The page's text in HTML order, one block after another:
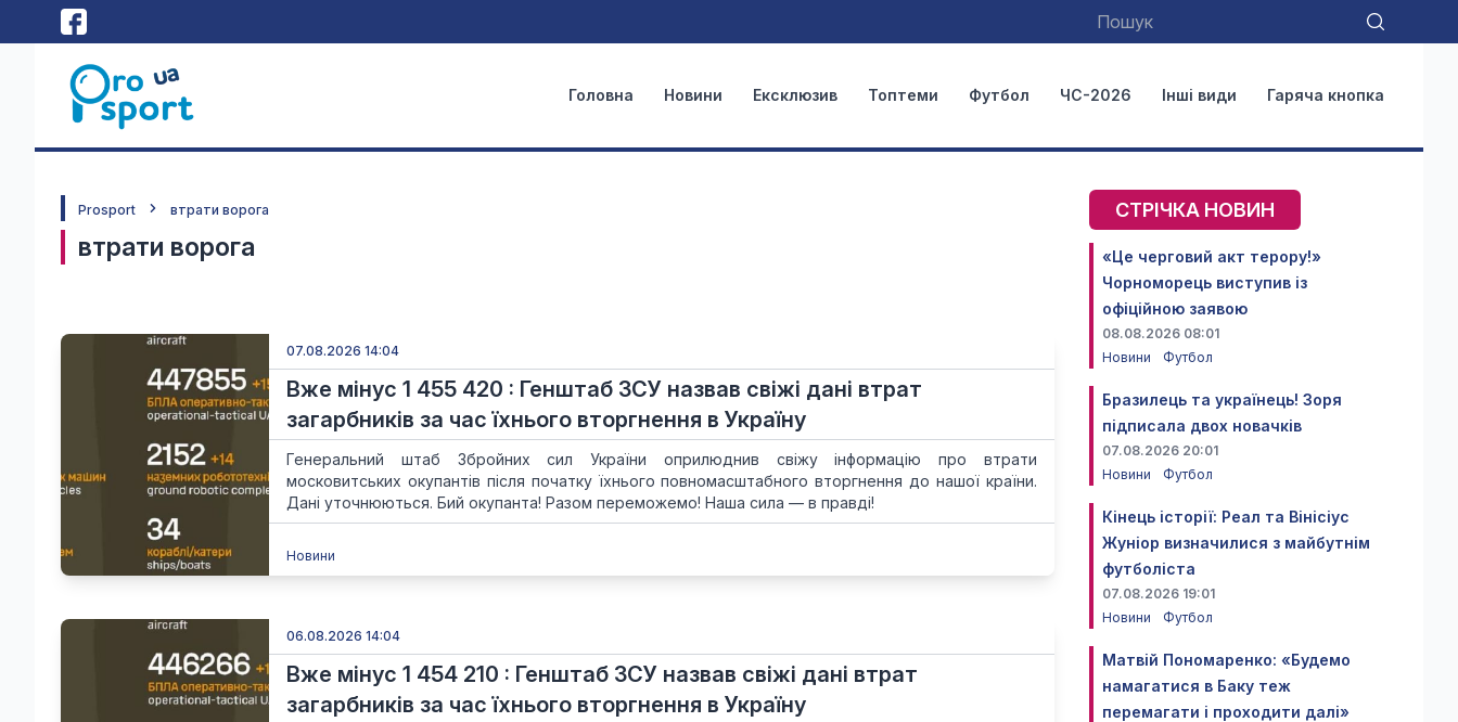
Головна Новини Ексклюзив Топтеми Футбол ЧС-2026 Інші види Гаряча кнопка
Prosport втрати ворога
втрати ворога
07.08.2026 14:04
Вже мінус 1 455 420 : Генштаб ЗСУ назвав свіжі дані втрат
загарбників за час їхнього вторгнення в Україну
Генеральний штаб Збройних сил України оприлюднив свіжу інформацію про втрати
московитських окупантів після початку їхнього повномасштабного вторгнення до нашої країни.
Дані уточнюються. Бий окупанта! Разом переможемо! Наша сила — в правді!
Новини
06.08.2026 14:04
Вже мінус 1 454 210 : Генштаб ЗСУ назвав свіжі дані втрат
загарбників за час їхнього вторгнення в Україну
СТРІЧКА НОВИН
«Це черговий акт терору!»
Чорноморець виступив із
офіційною заявою
08.08.2026 08:01
Новини
Футбол
Бразилець та українець! Зоря
підписала двох новачків
07.08.2026 20:01
Новини
Футбол
Кінець історії: Реал та Вінісіус
Жуніор визначилися з майбутнім
футболіста
07.08.2026 19:01
Новини
Футбол
Матвій Пономаренко: «Будемо
намагатися в Баку теж
перемагати і проходити далі»